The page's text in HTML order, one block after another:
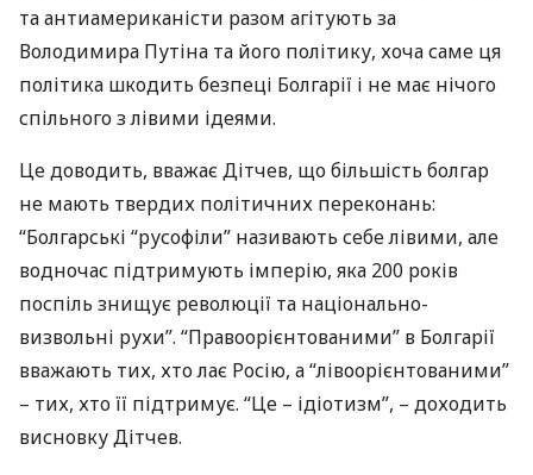
та антиамериканісти разом агітують за
Володимира Путіна та його політику, хоча саме ця
політика шкодить безпеці Болгарії і не має нічого
спільного з лівими ідеями.
Це доводить, вважає Дітчев, що більшість болгар
не мають твердих політичних переконань:
“Болгарські “русофіли” називають себе лівими, але
водночас підтримують імперію, яка 200 років
поспіль знищує революції та національно-
визвольні рухи”. “Правоорієнтованими” в Болгарії
вважають тих, хто лає Росію, а “лівоорієнтованими”
– тих, хто її підтримує. “Це – ідіотизм”, – доходить
висновку Дітчев.